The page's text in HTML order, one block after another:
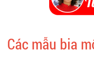
Các mẫu bia